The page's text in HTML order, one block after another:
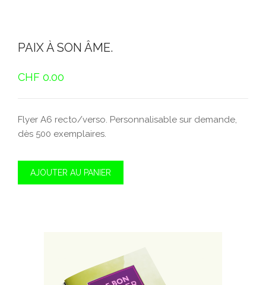
PAIX À SON ÂME.
CHF 0.00
Flyer A6 recto/verso. Personnalisable sur demande,
dès 500 exemplaires.
AJOUTER AU PANIER